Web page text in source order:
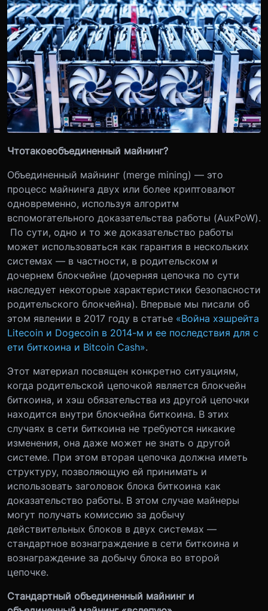
Чтотакоеобъединенный майнинг?
Объединенный майнинг (merge mining) — это
процесс майнинга двух или более криптовалют
одновременно, используя алгоритм
вспомогательного доказательства работы (AuxPoW).
По сути, одно и то же доказательство работы
может использоваться как гарантия в нескольких
системах — в частности, в родительском и
дочернем блокчейне (дочерняя цепочка по сути
наследует некоторые характеристики безопасности
родительского блокчейна). Впервые мы писали об
этом явлении в 2017 году в статье «Война хэшрейта
Litecoin и Dogecoin в 2014-м и ее последствия для с
ети биткоина и Bitcoin Cash».
Этот материал посвящен конкретно ситуациям,
когда родительской цепочкой является блокчейн
биткоина, и хэш обязательства из другой цепочки
находится внутри блокчейна биткоина. В этих
случаях в сети биткоина не требуются никакие
изменения, она даже может не знать о другой
системе. При этом вторая цепочка должна иметь
структуру, позволяющую ей принимать и
использовать заголовок блока биткоина как
доказательство работы. В этом случае майнеры
могут получать комиссию за добычу
действительных блоков в двух системах —
стандартное вознаграждение в сети биткоина и
вознаграждение за добычу блока во второй
цепочке.
Стандартный объединенный майнинг и